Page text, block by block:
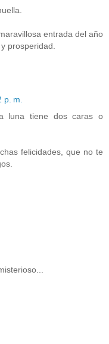
entrada del año
prosperidad.
m.
luna tiene dos caras o
felicidades, que no te